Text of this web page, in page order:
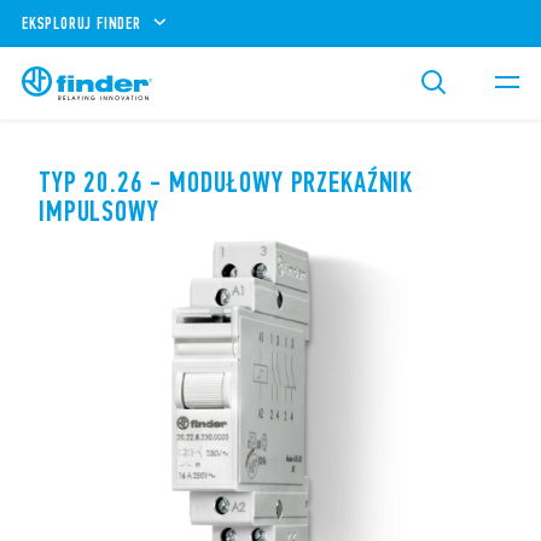
EKSPLORUJ FINDER
TYP 20.26 - MODUŁOWY PRZEKAŹNIK
IMPULSOWY